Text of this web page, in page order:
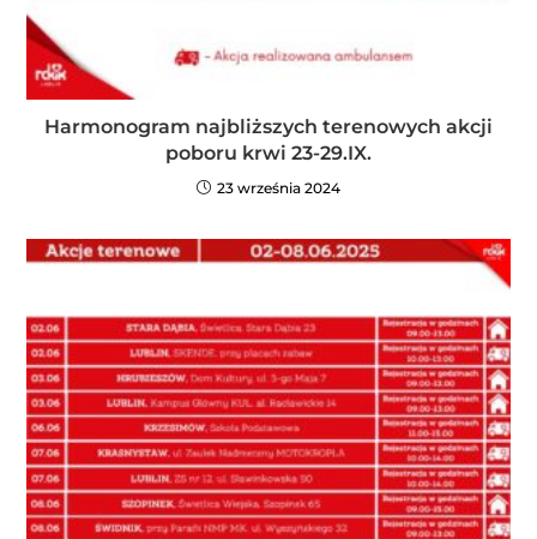
Harmonogram najbliższych terenowych akcji
poboru krwi 23-29.IX.
23 września 2024